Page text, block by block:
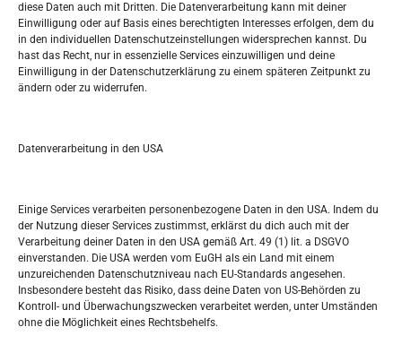
diese Daten auch mit Dritten. Die Datenverarbeitung kann mit deiner
Einwilligung oder auf Basis eines berechtigten Interesses erfolgen, dem du
in den individuellen Datenschutzeinstellungen widersprechen kannst. Du
hast das Recht, nur in essenzielle Services einzuwilligen und deine
Einwilligung in der Datenschutzerklärung zu einem späteren Zeitpunkt zu
ändern oder zu widerrufen.
Datenverarbeitung in den USA
Einige Services verarbeiten personenbezogene Daten in den USA. Indem du
der Nutzung dieser Services zustimmst, erklärst du dich auch mit der
Verarbeitung deiner Daten in den USA gemäß Art. 49 (1) lit. a DSGVO
einverstanden. Die USA werden vom EuGH als ein Land mit einem
unzureichenden Datenschutzniveau nach EU-Standards angesehen.
Insbesondere besteht das Risiko, dass deine Daten von US-Behörden zu
Kontroll- und Überwachungszwecken verarbeitet werden, unter Umständen
ohne die Möglichkeit eines Rechtsbehelfs.
Pretražite stranicu:
S
e
a
h
M D M D F S S
1
3 4 5 6 7 8
10 11 12 13 14 15 16